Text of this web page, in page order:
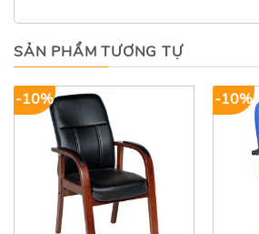
SẢN PHẨM TƯƠNG TỰ
-10% -10%